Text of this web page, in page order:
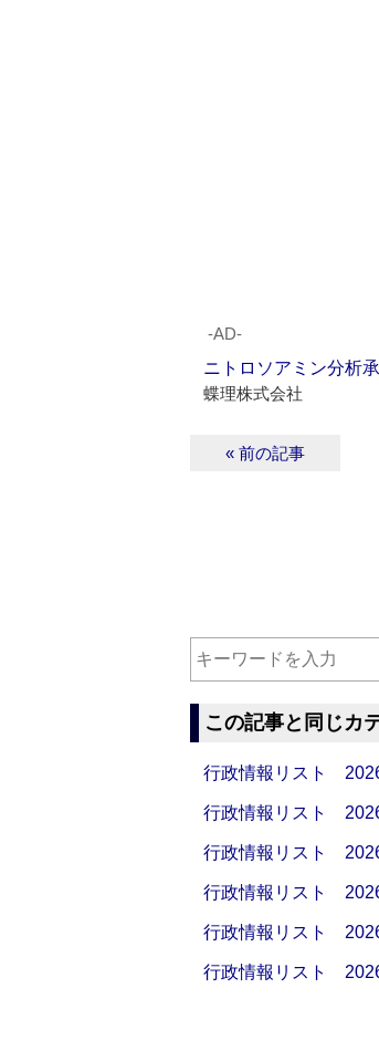
‐AD‐
ニトロソアミン分析
蝶理株式会社
« 前の記事
この記事と同じカ
行政情報リスト
行政情報リスト
行政情報リスト
行政情報リスト
行政情報リスト
行政情報リスト